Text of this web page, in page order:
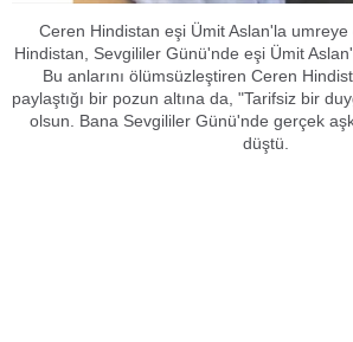
Ceren Hindistan eşi Ümit Aslan'la
Hindistan, Sevgililer Günü'nde eşi Ümit
Bu anlarını ölümsüzleştiren Ceren
paylaştığı bir pozun altına da, "Tarifsiz bir
olsun. Bana Sevgililer Günü'nde gerçek
düştü.